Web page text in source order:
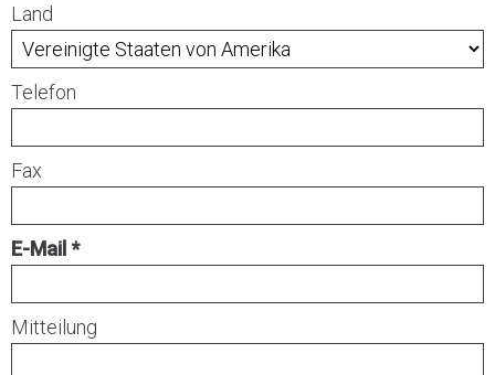
Land
Telefon
Fax
E-Mail
Mitteilung